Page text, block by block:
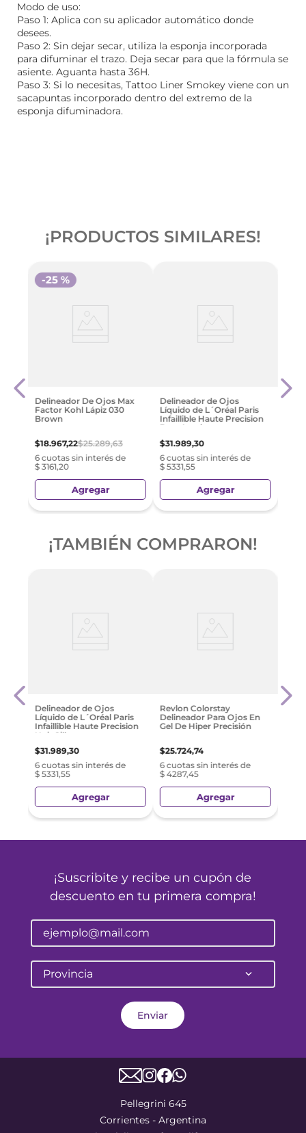
Modo de uso:
Paso 1: Aplica con su aplicador automático donde
desees.
Paso 2: Sin dejar secar, utiliza la esponja incorporada
para difuminar el trazo. Deja secar para que la fórmula se
asiente. Aguanta hasta 36H.
Paso 3: Si lo necesitas, Tattoo Liner Smokey viene con un
sacapuntas incorporado dentro del extremo de la
esponja difuminadora.
¡PRODUCTOS SIMILARES!
Delineador De Ojos Max
Factor Kohl Lápiz 030
Brown
$18.967,22$25.289,63
6 cuotas sin interés de
$ 3161,20
-25 %
Agregar
Delineador de Ojos
Líquido de L´Oréal Paris
Infaillible Haute Precision
Brun Leather
$31.989,30
6 cuotas sin interés de
$ 5331,55
Agregar
$
¡TAMBIÉN COMPRARON!
Delineador de Ojos
Líquido de L´Oréal Paris
Infaillible Haute Precision
Noir Silk
$31.989,30
6 cuotas sin interés de
$ 5331,55
Agregar
Revlon Colorstay
Delineador Para Ojos En
Gel De Hiper Precisión
$25.724,74
6 cuotas sin interés de
$ 4287,45
Agregar
$
¡Suscribite y recibe un cupón de
descuento en tu primera compra!
Provincia
Enviar
Pellegrini 645
Corrientes - Argentina